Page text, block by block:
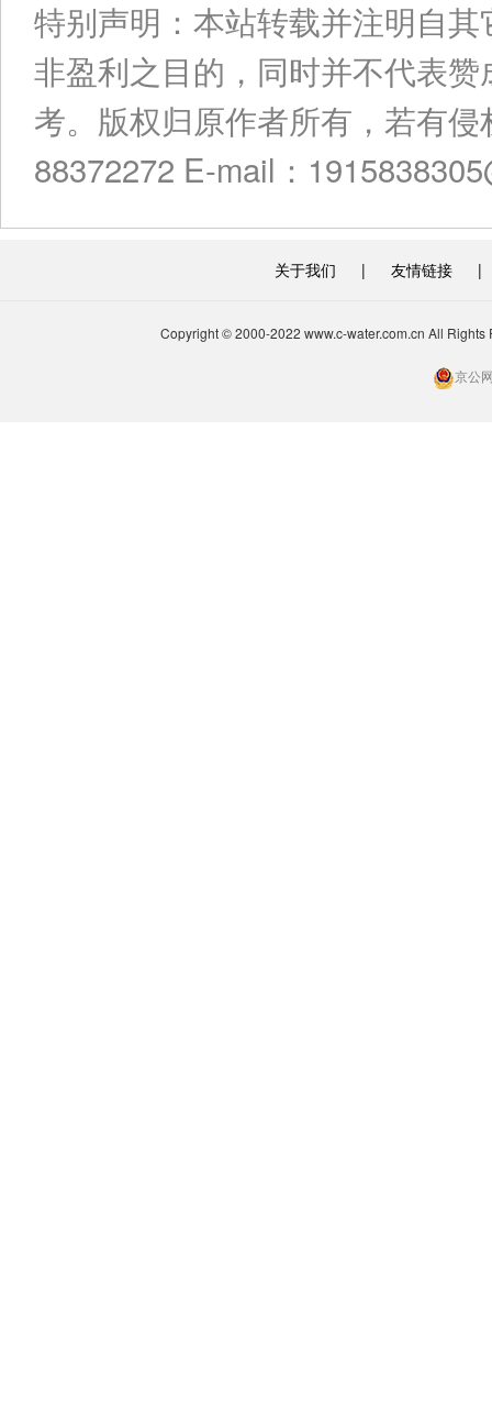
特别声明：本站转载并注明自
非盈利之目的，同时并不代表
考。版权归原作者所有，若有
88372272 E-mail：
关于我们 | 友情链接 |
Copyright © 2000-2022 www.c-water.com.cn All
京公